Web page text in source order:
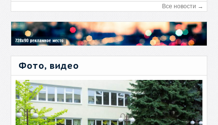
Все новости →
Фото, видео